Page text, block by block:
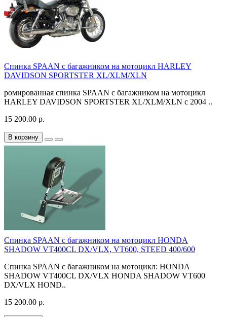
Спинка SPAAN с багажником на мотоцикл HARLEY
DAVIDSON SPORTSTER XL/XLM/XLN
ромированная спинка SPAAN с багажником на мотоцикл
HARLEY DAVIDSON SPORTSTER XL/XLM/XLN с 2004 ..
15 200.00 р.
В корзину
Спинка SPAAN с багажником на мотоцикл HONDA
SHADOW VT400CL DX/VLX, VT600, STEED 400/600
Спинка SPAAN с багажником на мотоцикл: HONDA
SHADOW VT400CL DX/VLX HONDA SHADOW VT600
DX/VLX HOND..
15 200.00 р.